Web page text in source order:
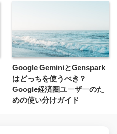
Google GeminiとGenspark
はどっちを使うべき？
Google経済圏ユーザーのた
めの使い分けガイド